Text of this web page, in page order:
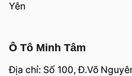
Yên
Ô Tô Minh Tâm
Địa chỉ: Số 100, Đ.Võ